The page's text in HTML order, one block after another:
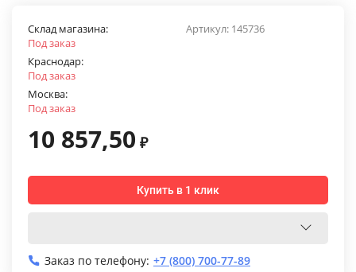
Артикул: 145736
Склад магазина:
Под заказ
Краснодар:
Под заказ
Москва:
Под заказ
10 857,50 ₽
Купить в 1 клик
Заказ по телефону: +7 (800) 700-77-89